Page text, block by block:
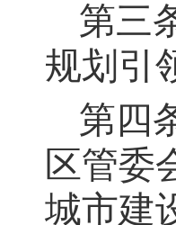
第三
规划引
第四
区管委
城市建